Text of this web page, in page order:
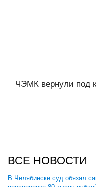
ЧЭМК вернули под
ВСЕ НОВОСТИ
В Челябинске суд обязал